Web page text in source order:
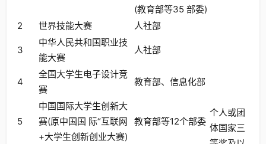
(教育部等35 部委)
个人或团
体国家三
2 世界技能大赛 人社部
3
中华人民共和国职业技
能大赛
人社部
4
全国大学生电子设计竞
赛
教育部、信息化部
5
中国国际大学生创新大
赛(原中国国 际“互联网
+大学生创新创业大赛)
教育部等12个部委